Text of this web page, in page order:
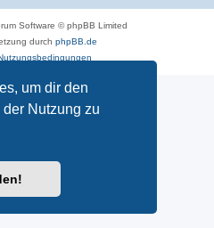
um dir den
Nutzung zu
Software © phpBB Limited
durch phpBB.de